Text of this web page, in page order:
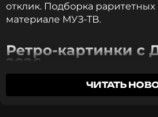
отклик. Подборка
материале МУЗ-ТВ.
Ретро-картинки с
2026
ЧИТАТЬ